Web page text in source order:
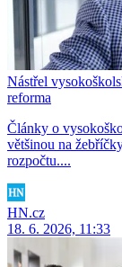
Nástřel
reforma
Články o
většinou na
rozpočtu....
HN.cz
18. 6. 2026, 11:33